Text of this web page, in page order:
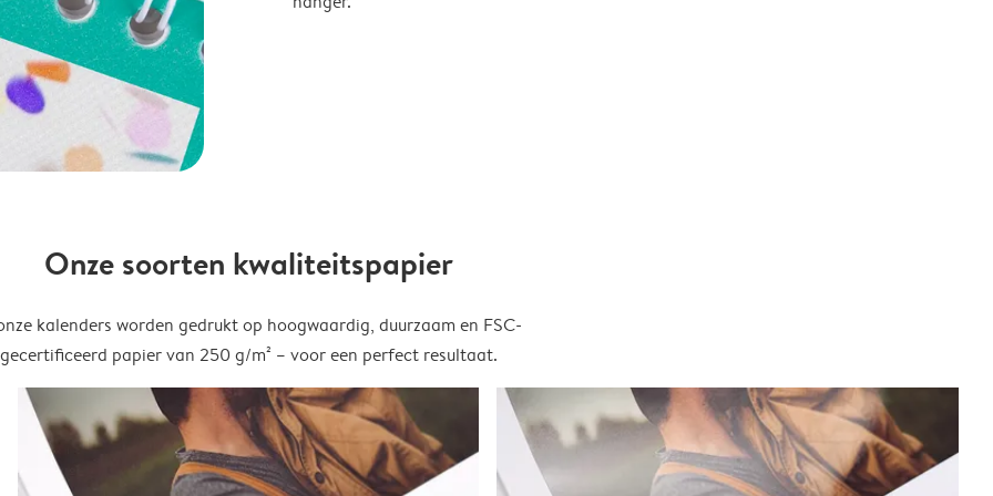
Onze soorten kwaliteitspapier
kalenders worden gedrukt op hoogwaardig, duurzaam en FSC-
gecertificeerd papier van 250 g/m² – voor een perfect resultaat.